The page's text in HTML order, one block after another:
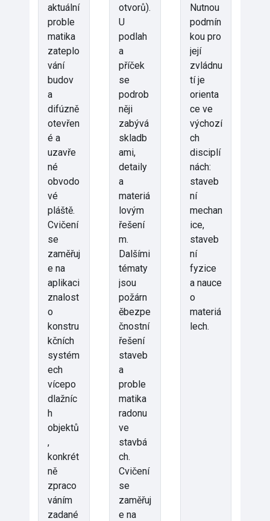
aktuální
proble
matika
zateplo
vání
budov
a
difúzně
otevřen
é a
uzavře
né
obvodo
vé
pláště.
Cvičení
se
zaměřuj
e na
aplikaci
znalost
o
konstru
kčních
systém
ech
vícepo
dlažníc
h
objektů
,
konkrét
ně
zpraco
váním
zadané
otvorů).
U
podlah
a
příček
se
podrob
něji
zabývá
skladb
ami,
detaily
a
materiá
lovým
řešení
m.
Dalšími
tématy
jsou
požárn
ěbezpe
čnostní
řešení
staveb
a
proble
matika
radonu
ve
stavbá
ch.
Cvičení
se
zaměřuj
e na
Nutnou
podmín
kou pro
její
zvládnu
tí je
orienta
ce ve
výchozí
ch
disciplí
nách:
staveb
ní
mechan
ice,
staveb
ní
fyzice
a nauce
o
materiá
lech.